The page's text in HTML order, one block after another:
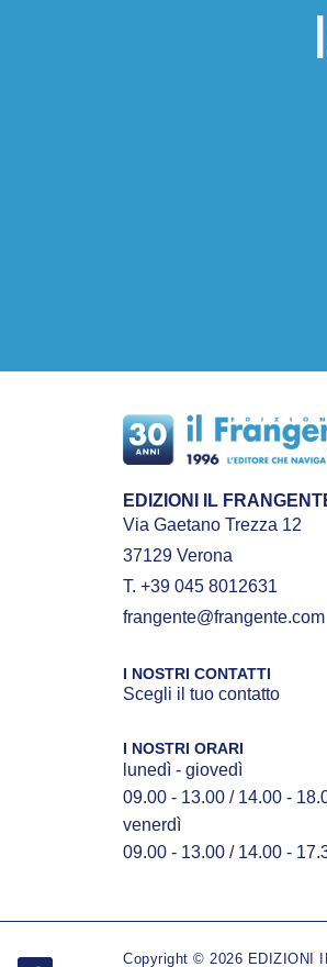
EDIZIONI IL
Via Gaetano Trezza 12
37129 Verona
T. +39 045 8012631
frangente@frangente.com
I NOSTRI CONTATTI
Scegli il tuo contatto
I NOSTRI ORARI
lunedì - giovedì
09.00 - 13.00 / 14.00 -
venerdì
09.00 - 13.00 / 14.00 -
Copyright © 2026 EDIZIONI